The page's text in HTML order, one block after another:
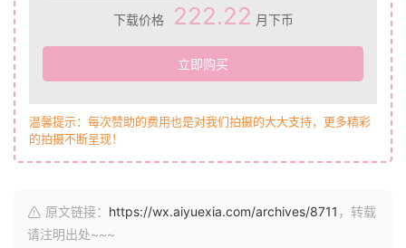
下载价格 222.22 月下币
立即购买
温馨提示：每次赞助的费用也是对我们拍摄的大大支持，更多精彩
的拍摄不断呈现！
原文链接： https://wx.aiyuexia.com/archives/8711 ，转载
请注明出处~~~